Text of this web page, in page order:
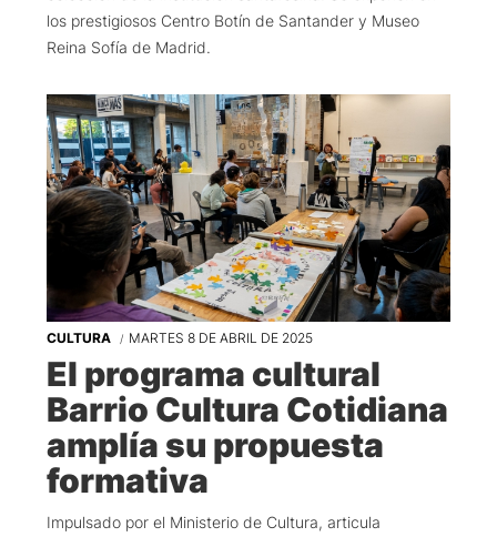
los prestigiosos Centro Botín de Santander y Museo
Reina Sofía de Madrid.
CULTURA MARTES 8 DE ABRIL DE 2025
El programa cultural
Barrio Cultura Cotidiana
amplía su propuesta
formativa
Impulsado por el Ministerio de Cultura, articula